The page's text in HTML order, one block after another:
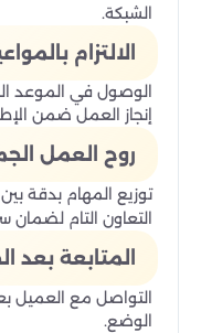
الشبكة.
الالتزام
الوصول في الموعد
إنجاز العمل ضمن
روح العمل
توزيع المهام بدقة
التعاون التام لضمان
المتابعة بعد
التواصل مع العميل
الوضع.